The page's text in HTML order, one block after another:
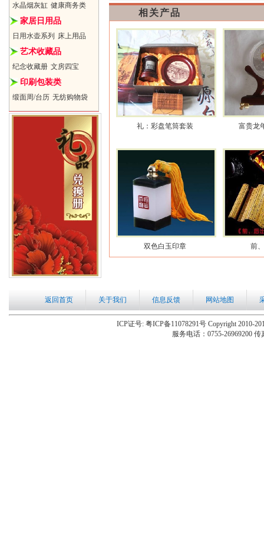
水晶烟灰缸 健康商务类
家居日用品
日用水壶系列 床上用品
艺术收藏品
纪念收藏册 文房四宝
印刷包装类
缎面周/台历 无纺购物袋
相关产品
礼：彩盘笔筒套装 富贵龙
双色白玉印章 前
返回首页 关于我们 信息反馈 网站地图
ICP证号: 粤ICP备11078291号 Copyright 2010-
服务电话：0755-26969200 传